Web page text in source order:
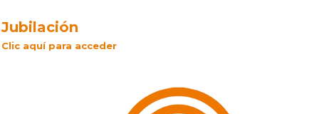
Jubilación
Clic aquí para acceder